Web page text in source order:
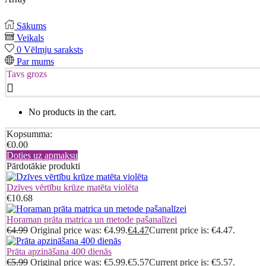
Sākums
Veikals
0 Vēlmju saraksts
Par mums
Tavs grozs
No products in the cart.
Kopsumma:
€0.00
Doties uz apmaksu
Pārdotākie produkti
Dzīves vērtību krūze matēta violēta
€10.68
Horaman prāta matrica un metode pašanalīzei
€4.99 Original price was: €4.99.€4.47Current price is: €4.47.
Prāta apzināšana 400 dienās
€5.99 Original price was: €5.99.€5.57Current price is: €5.57.